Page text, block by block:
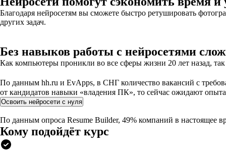
Благодаря нейросетям вы сможете быстро ретушировать
других задач.
Без навыков работы с нейросетями
Как компьютеры проникли во все сферы жизни 20 лет назад,
По данным hh.ru и EvApps, в СНГ количество вакансий с
от кандидатов навыки «владения ПК», то сейчас ожидают
Освоить нейросети с нуля
По данным опроса Resume Builder, 49% компаний в настоящее
Кому подойдёт курс